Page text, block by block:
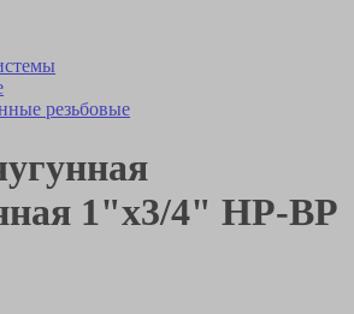
резьбовые
1"x3/4" НР-ВР